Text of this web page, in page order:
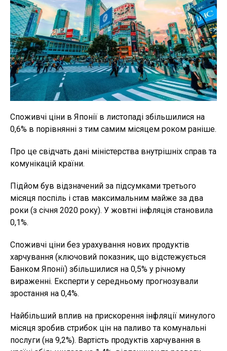
Споживчі ціни в Японії в листопаді збільшилися на
0,6% в порівнянні з тим самим місяцем роком раніше.
Про це свідчать дані міністерства внутрішніх справ та
комунікацій країни.
Підйом був відзначений за підсумками третього
місяця поспіль і став максимальним майже за два
роки (з січня 2020 року). У жовтні інфляція становила
0,1%.
Споживчі ціни без урахування нових продуктів
харчування (ключовий показник, що відстежується
Банком Японії) збільшилися на 0,5% у річному
вираженні. Експерти у середньому прогнозували
зростання на 0,4%.
Найбільший вплив на прискорення інфляції минулого
місяця зробив стрибок цін на паливо та комунальні
послуги (на 9,2%). Вартість продуктів харчування в